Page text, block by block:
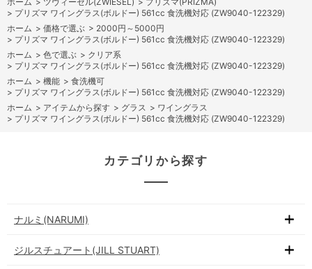
> プリズマ ワイングラス(ボルドー) 561cc 食洗機対応 (ZW9040-122329)
ホーム > 価格で選ぶ > 2000円～5000円
> プリズマ ワイングラス(ボルドー) 561cc 食洗機対応 (ZW9040-122329)
ホーム > 色で選ぶ > クリア系
> プリズマ ワイングラス(ボルドー) 561cc 食洗機対応 (ZW9040-122329)
ホーム > 機能 > 食洗機可
> プリズマ ワイングラス(ボルドー) 561cc 食洗機対応 (ZW9040-122329)
ホーム > アイテムから探す > グラス > ワイングラス
> プリズマ ワイングラス(ボルドー) 561cc 食洗機対応 (ZW9040-122329)
カテゴリから探す
ナルミ(NARUMI)
ジルスチュアート(JILL STUART)